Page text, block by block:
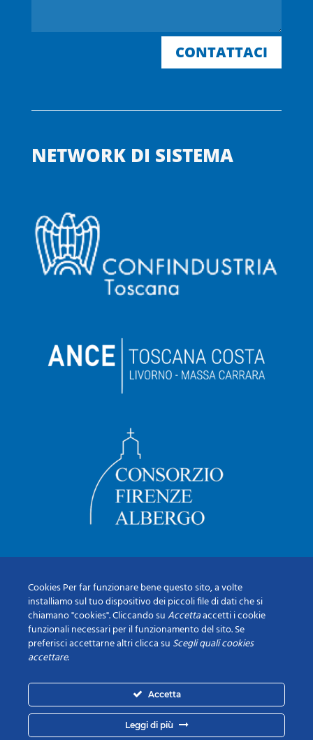
CONTATTACI
NETWORK DI SISTEMA
Cookies Per far funzionare bene questo sito, a volte
installiamo sul tuo dispositivo dei piccoli file di dati che si
chiamano "cookies". Cliccando suAccettaaccetti i cookie
funzionali necessari per il funzionamento del sito. Se
preferisci accettarne altri clicca su Scegli quali cookies
accettare.
Accetta
Leggi di più